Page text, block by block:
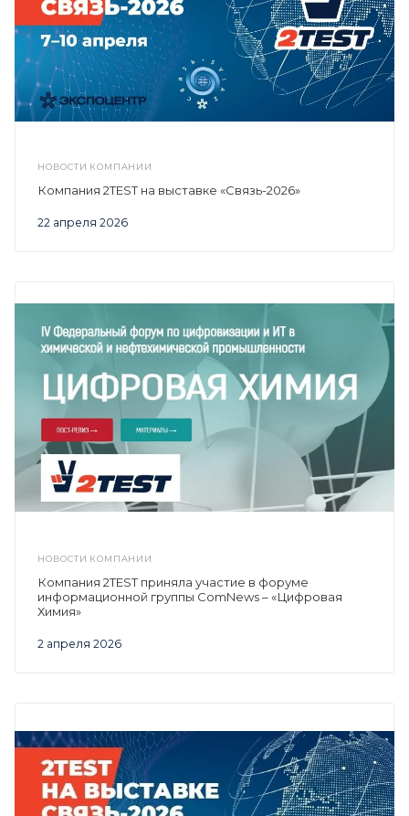
НОВОСТИ КОМПАНИИ
22 апреля 2026
Компания 2TEST на выставке «Связь-2026»
НОВОСТИ КОМПАНИИ
2 апреля 2026
Компания 2TEST приняла участие в форуме
информационной группы ComNews – «Цифровая
Химия»